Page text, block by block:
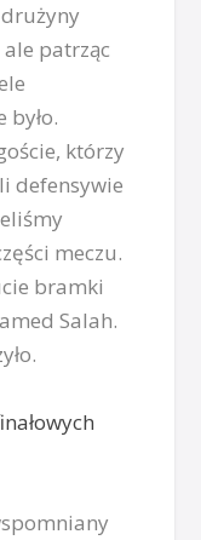
patrząc
którzy
defensywie
meczu.
bramki
Salah.